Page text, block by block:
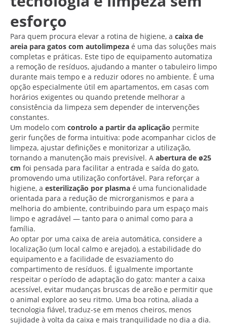
esforço
Para quem procura elevar a rotina de higiene, a caixa de
areia para gatos com autolimpeza é uma das soluções mais
completas e práticas. Este tipo de equipamento automatiza
a remoção de resíduos, ajudando a manter o tabuleiro limpo
durante mais tempo e a reduzir odores no ambiente. É uma
opção especialmente útil em apartamentos, em casas com
horários exigentes ou quando pretende melhorar a
consistência da limpeza sem depender de intervenções
constantes.
Um modelo com controlo a partir da aplicação permite
gerir funções de forma intuitiva: pode acompanhar ciclos de
limpeza, ajustar definições e monitorizar a utilização,
tornando a manutenção mais previsível. A abertura de ø25
cm foi pensada para facilitar a entrada e saída do gato,
promovendo uma utilização confortável. Para reforçar a
higiene, a esterilização por plasma é uma funcionalidade
orientada para a redução de microrganismos e para a
melhoria do ambiente, contribuindo para um espaço mais
limpo e agradável — tanto para o animal como para a
família.
Ao optar por uma caixa de areia automática, considere a
localização (um local calmo e arejado), a estabilidade do
equipamento e a facilidade de esvaziamento do
compartimento de resíduos. É igualmente importante
respeitar o período de adaptação do gato: manter a caixa
acessível, evitar mudanças bruscas de areão e permitir que
o animal explore ao seu ritmo. Uma boa rotina, aliada a
tecnologia fiável, traduz-se em menos cheiros, menos
sujidade à volta da caixa e mais tranquilidade no dia a dia.